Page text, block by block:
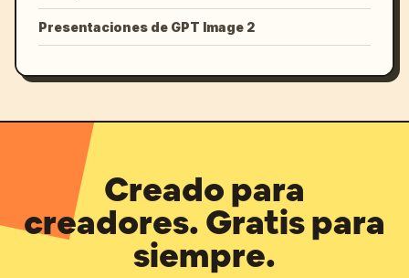
Presentaciones de GPT Image 2
Creado para
creadores. Gratis para
siempre.